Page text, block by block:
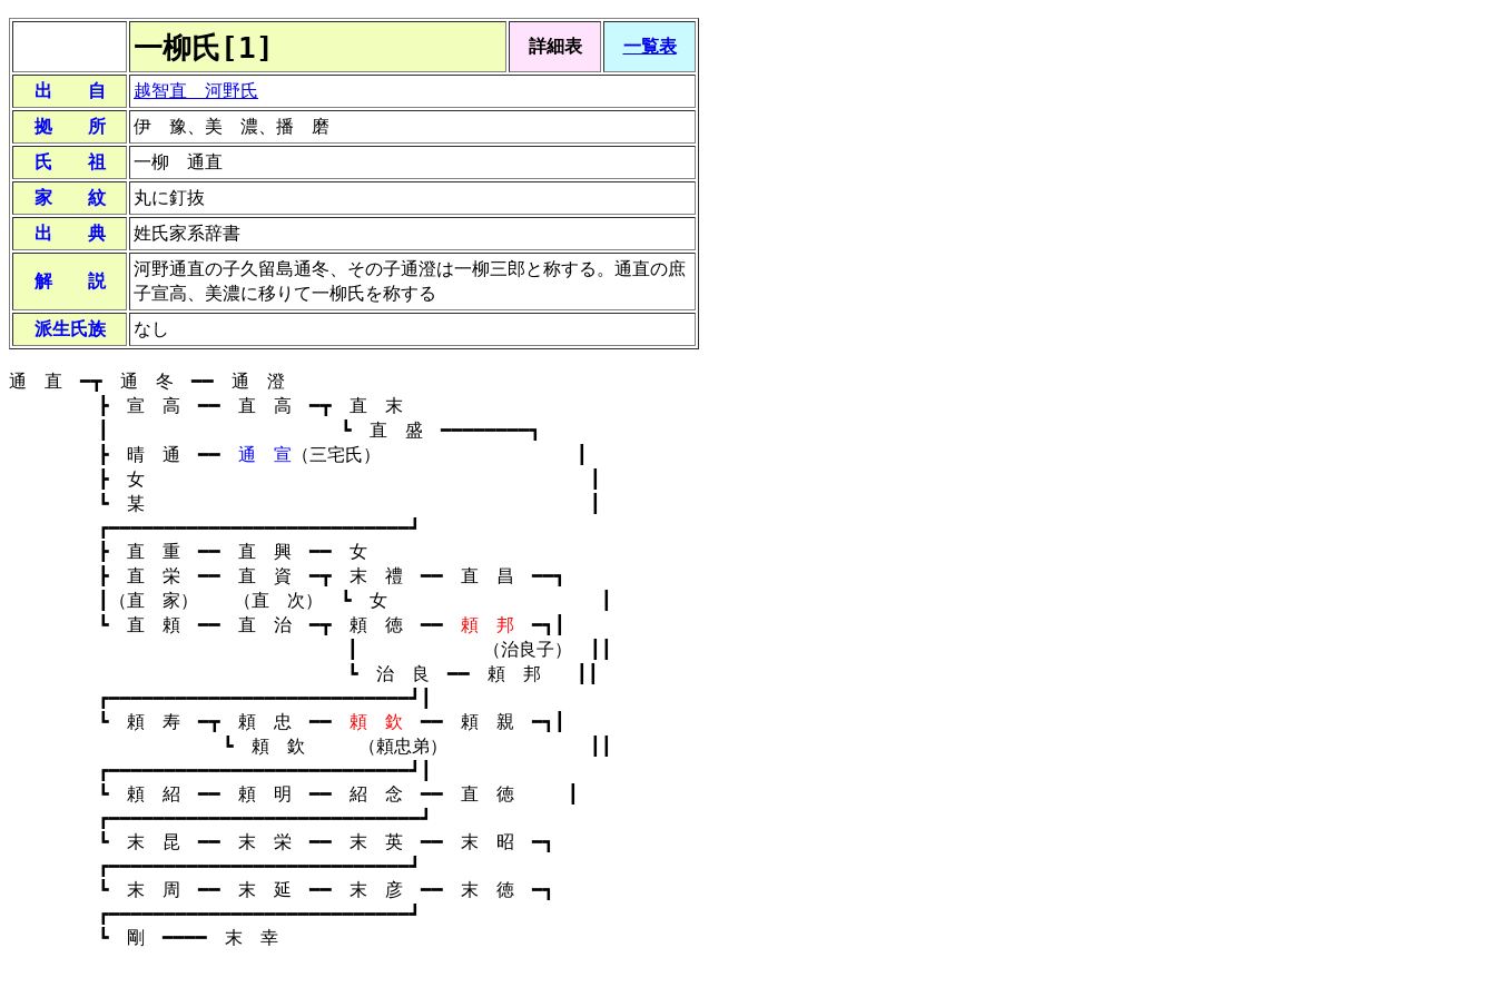
一柳氏[1] 詳細表 一覧表
出 自
越智直 河野氏
拠 所
伊 豫、美 濃、播 磨
氏 祖
一柳 通直
家 紋
丸に釘抜
出 典
姓氏家系辞書
解 説
河野通直の子久留島通冬、その子通澄は一柳三郎と称する。通直の庶
子宣高、美濃に移りて一柳氏を称する
派生氏族
なし
通 直 ━┳ 通 冬 ━━ 通 澄
┣ 宣 高 ━━ 直 高 ━┳ 直 末
┃ ┗ 直 盛 ━━━━━━━━┓
┣ 晴 通 ━━ 通 宣 （三宅氏） ┃
┣ 女 ┃
┗ 某 ┃
┏━━━━━━━━━━━━━━━━━━━━━━━━━━━┛
┣ 直 重 ━━ 直 興 ━━ 女
┣ 直 栄 ━━ 直 資 ━┳ 末 禮 ━━ 直 昌 ━━┓
┃（直 家） （直 次） ┗ 女 ┃
┗ 直 頼 ━━ 直 治 ━┳ 頼 徳 ━━ 頼 邦 ━┓┃
┃ （治良子） ┃┃
┗ 治 良 ━━ 頼 邦 ┃┃
┏━━━━━━━━━━━━━━━━━━━━━━━━━━━┛┃
┗ 頼 寿 ━┳ 頼 忠 ━━ 頼 欽 ━━ 頼 親 ━┓┃
┗ 頼 欽 （頼忠弟） ┃┃
┏━━━━━━━━━━━━━━━━━━━━━━━━━━━┛┃
┗ 頼 紹 ━━ 頼 明 ━━ 紹 念 ━━ 直 徳 ┃
┏━━━━━━━━━━━━━━━━━━━━━━━━━━━━┛
┗ 末 昆 ━━ 末 栄 ━━ 末 英 ━━ 末 昭 ━┓
┏━━━━━━━━━━━━━━━━━━━━━━━━━━━┛
┗ 末 周 ━━ 末 延 ━━ 末 彦 ━━ 末 徳 ━┓
┏━━━━━━━━━━━━━━━━━━━━━━━━━━━┛
┗ 剛 ━━━━ 末 幸